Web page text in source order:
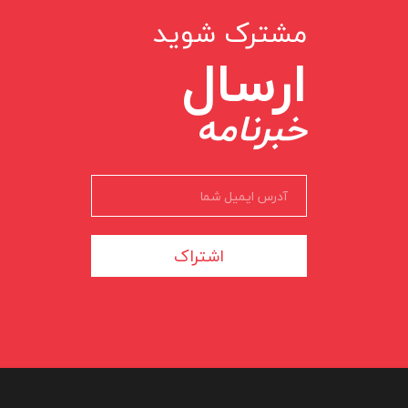
مشترک شوید
ارسال
خبرنامه
اشتراک